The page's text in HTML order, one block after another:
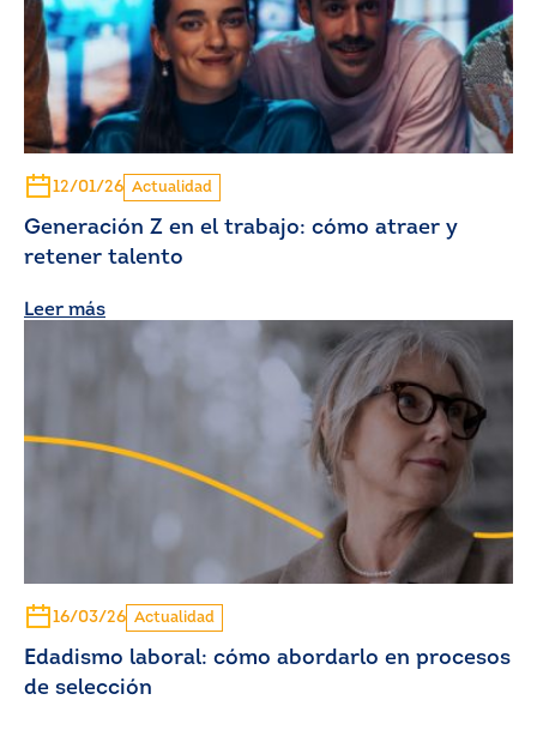
12/01/26 Actualidad
Generación Z en el trabajo: cómo atraer y
retener talento
Leer más
16/03/26 Actualidad
Edadismo laboral: cómo abordarlo en procesos
de selección